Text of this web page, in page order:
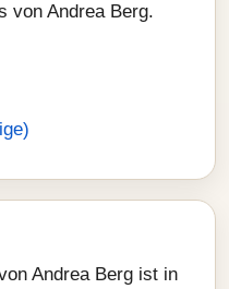
von Andrea Berg.
Andrea Berg ist in